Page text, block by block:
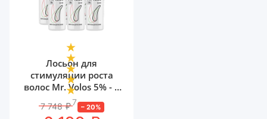
7
Лосьон для
стимуляции роста
волос Mr. Volos 5% - 6
флаконов
7 748 ₽ – 20%